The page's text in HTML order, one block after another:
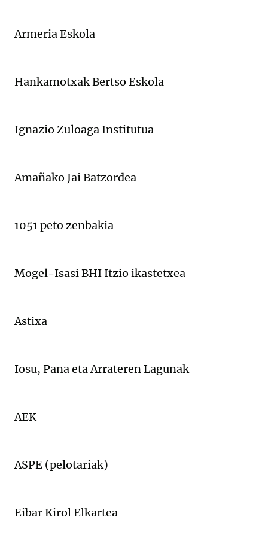
Armeria Eskola
Hankamotxak Bertso Eskola
Ignazio Zuloaga Institutua
Amañako Jai Batzordea
1051 peto zenbakia
Mogel-Isasi BHI Itzio ikastetxea
Astixa
Iosu, Pana eta Arrateren Lagunak
AEK
ASPE (pelotariak)
Eibar Kirol Elkartea